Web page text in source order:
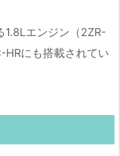
1.8Lエンジン（2ZR-
HRにも搭載されてい